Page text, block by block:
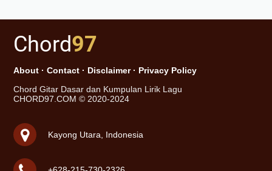
Chord97
About · Contact · Disclaimer· Privacy Policy
Chord Gitar Dasar dan Kumpulan Lirik Lagu
CHORD97.COM © 2020-2024
Kayong Utara, Indonesia